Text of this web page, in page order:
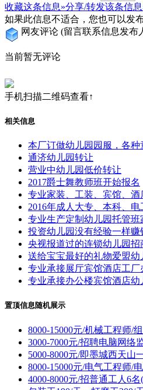
收藏这条信息»分享/转发该条信息
如果此信息不适合，您也可以发
网友评论 (留言联系信息发布
当前暂无评论
手机扫描二维码查看↑
相关信息
本厂订做幼儿园园服，各种
通济幼儿园转让
营业中幼儿园低价转让
2017爵士舞教师班开始报名
专业家装、工装、宾馆、
2016年成人大专、本科、
专业生产定制幼儿园托管班
投资幼儿园没有经验一样赚
央视报道过的连锁幼儿园招
送给宝宝最好的礼物爱盟幼
专业承接展厅宾馆酒店工
专业承接办公楼宾馆酒店
置顶信息随机展示
8000-15000元/机械工程师/
3000-7000元/招聘电脑网络
5000-8000元/即墨城西天山
8000-15000元/电气工程师/
4000-8000元/招普通工人6